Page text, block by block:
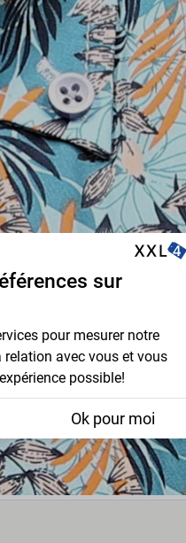
sur
pour mesurer notre
relation avec vous et vous
possible!
Ok pour moi